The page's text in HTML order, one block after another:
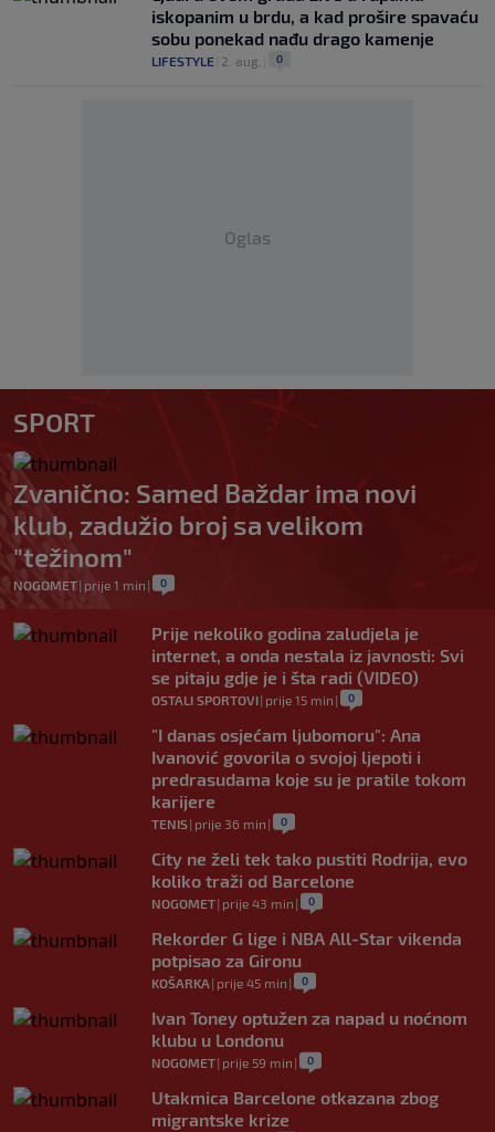
iskopanim u brdu, a kad prošire spavaću
sobu ponekad nađu drago kamenje
LIFESTYLE 2. aug. 0
Oglas
SPORT
Zvanično: Samed Baždar ima novi
klub, zadužio broj sa velikom
"težinom"
NOGOMET| prije 1 min | 0
Prije nekoliko godina zaludjela je
internet, a onda nestala iz javnosti: Svi
se pitaju gdje je i šta radi (VIDEO)
OSTALI SPORTOVI| prije 15 min | 0
"I danas osjećam ljubomoru": Ana
Ivanović govorila o svojoj ljepoti i
predrasudama koje su je pratile tokom
karijere
TENIS| prije 36 min | 0
City ne želi tek tako pustiti Rodrija, evo
koliko traži od Barcelone
NOGOMET| prije 43 min | 0
Rekorder G lige i NBA All-Star vikenda
potpisao za Gironu
KOŠARKA | prije 45 min | 0
Ivan Toney optužen za napad u noćnom
klubu u Londonu
NOGOMET| prije 59 min | 0
Utakmica Barcelone otkazana zbog
migrantske krize